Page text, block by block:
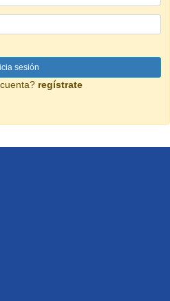
sesión
regístrate